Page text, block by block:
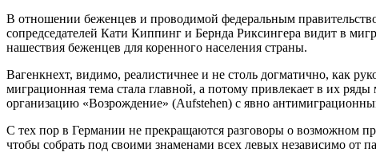
В отношении беженцев и проводимой федеральным
сопредседателей Кати Киппинг и Бернда Риксингера видит в
нашествия беженцев для коренного населения страны.
Вагенкнехт, видимо, реалистичнее и не столь догматично, как
миграционная тема стала главной, а потому привлекает в их
организацию «Возрождение» (Aufstehen) с явно
С тех пор в Германии не прекращаются разговоры о возможном
чтобы собрать под своими знаменами всех левых независимо от